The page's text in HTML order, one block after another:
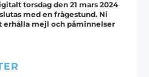
torsdag den 21 mars 2024
med en frågestund. Ni
erhålla mejl och påminnelser